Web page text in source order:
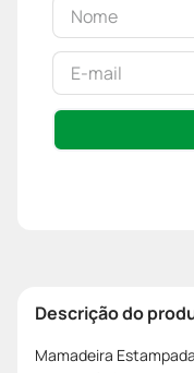
Descrição do
Mamadeira